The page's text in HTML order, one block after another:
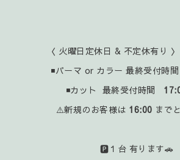
〈 火曜日定休日 & 不定休有り 〉
◾パーマ or カラー 最終受付時間
◾カット 最終受付時間
⚠️新規のお客様は 16:00 まで
🅿️１台 有ります🚗